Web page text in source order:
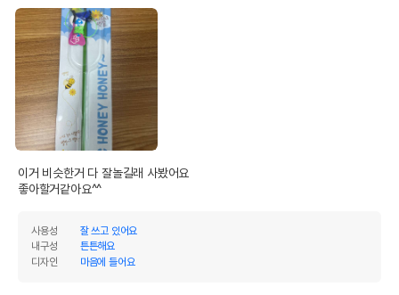
이거 비슷한거 다 잘놀길래 사봤어요
좋아할거같아요^^
사용성
잘 쓰고 있어요
내구성
튼튼해요
디자인
마음에 들어요